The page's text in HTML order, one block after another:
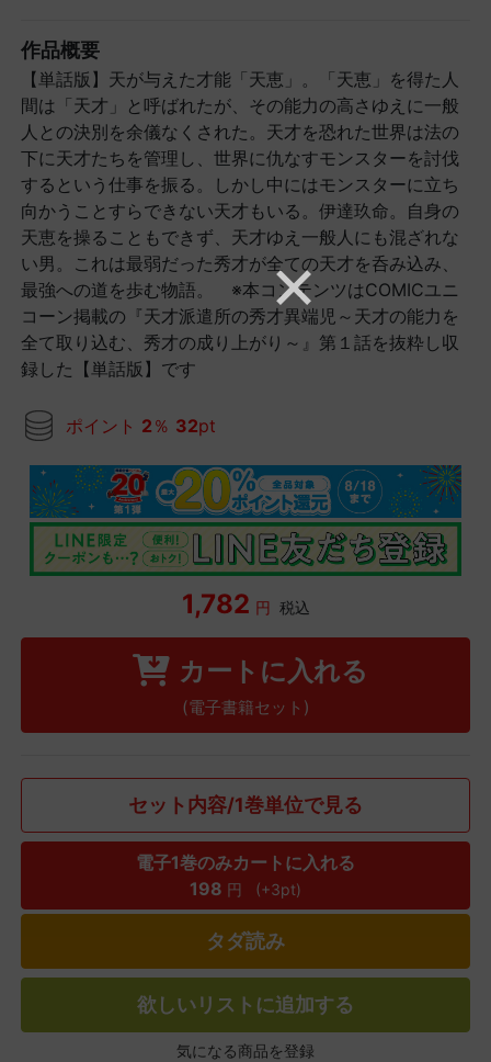
作品概要
【単話版】天が与えた才能「天恵」。「天恵」を得た人
間は「天才」と呼ばれたが、その能力の高さゆえに一般
人との決別を余儀なくされた。天才を恐れた世界は法の
下に天才たちを管理し、世界に仇なすモンスターを討伐
するという仕事を振る。しかし中にはモンスターに立ち
向かうことすらできない天才もいる。伊達玖命。自身の
天恵を操ることもできず、天才ゆえ一般人にも混ざれな
い男。これは最弱だった秀才が全ての天才を呑み込み、
最強への道を歩む物語。 ※本コンテンツはCOMICユニ
コーン掲載の『天才派遣所の秀才異端児～天才の能力を
全て取り込む、秀才の成り上がり～』第１話を抜粋し収
録した【単話版】です
ポイント 2 ％ 32pt
1,782 円 税込
カートに入れる
(電子書籍セット)
セット内容/1巻単位で見る
電子1巻のみカートに入れる
198 円 (+3pt)
タダ読み
欲しいリストに追加する
気になる商品を登録